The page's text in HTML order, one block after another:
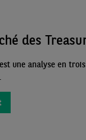
des
une analyse en